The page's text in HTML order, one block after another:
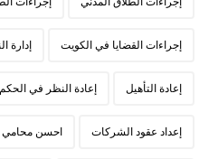
إجراءات القضايا في الكويت إدارة
إعادة التأهيل إعادة النظر في
إعداد عقود الشركات احسن محامي